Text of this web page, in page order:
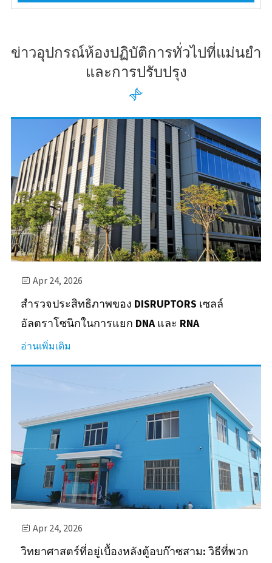
ข่าวอุปกรณ์ห้องปฏิบัติการทั่วไปที่แม่นยำ
และการปรับปรุง

 Apr 24, 2026
สำรวจประสิทธิภาพของ DISRUPTORS เซลล์
อัลตราโซนิกในการแยก DNA และ RNA
อ่านเพิ่มเติม
 Apr 24, 2026
วิทยาศาสตร์ที่อยู่เบื้องหลังตู้อบก๊าซสาม: วิธีที่พวก